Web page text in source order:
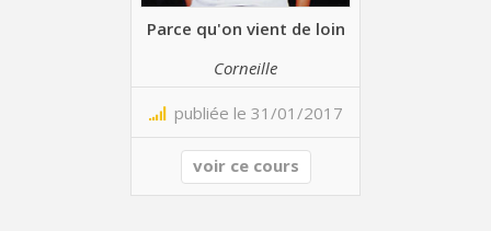
Parce qu'on vient de loin
Corneille
publiée le 31/01/2017
voir ce cours